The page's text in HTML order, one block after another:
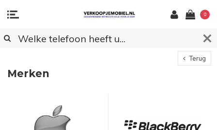
0
Terug
Merken